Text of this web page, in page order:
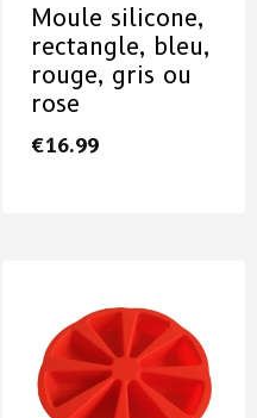
Moule silicone,
rectangle, bleu,
rouge, gris ou
rose
€16.99